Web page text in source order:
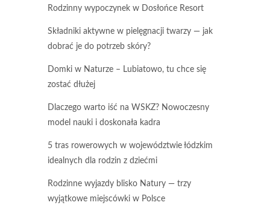
Rodzinny wypoczynek w Dosłońce Resort
Składniki aktywne w pielęgnacji twarzy — jak
dobrać je do potrzeb skóry?
Domki w Naturze – Lubiatowo, tu chce się
zostać dłużej
Dlaczego warto iść na WSKZ? Nowoczesny
model nauki i doskonała kadra
5 tras rowerowych w województwie łódzkim
idealnych dla rodzin z dziećmi
Rodzinne wyjazdy blisko Natury — trzy
wyjątkowe miejscówki w Polsce